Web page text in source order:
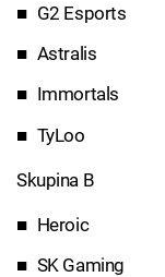
G2 Esports
Astralis
Immortals
TyLoo
Skupina B
Heroic
SK Gaming